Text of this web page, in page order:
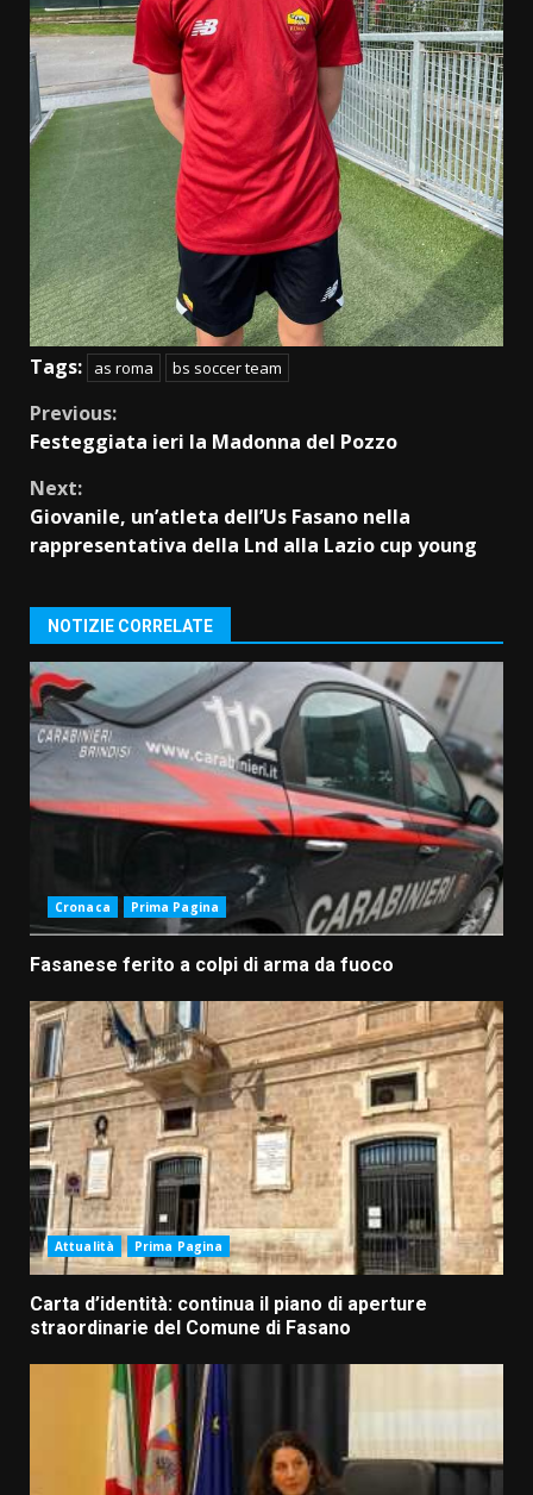
Tags: as roma bs soccer team
Continue
Reading
Previous:
Festeggiata ieri la Madonna del Pozzo
Next:
Giovanile, un’atleta dell’Us Fasano nella
rappresentativa della Lnd alla Lazio cup young
NOTIZIE CORRELATE
Cronaca Prima Pagina
Fasanese ferito a colpi di arma da fuoco
Attualità Prima Pagina
Carta d’identità: continua il piano di aperture
straordinarie del Comune di Fasano